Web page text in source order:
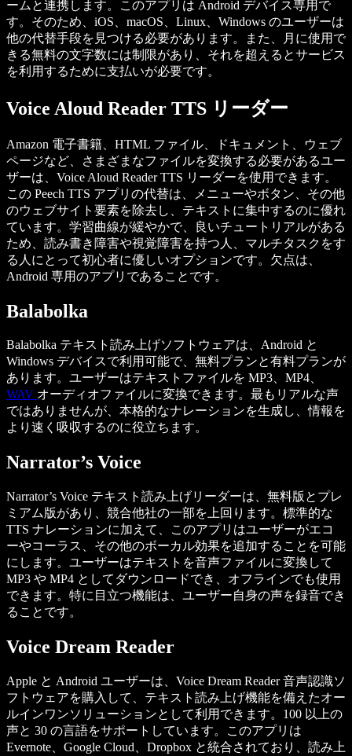
ームと連携します。このアプリは Android デバイス専用で
す。そのため、iOS、macOS、Linux、Windows のユーザーは
他の代替手段を見つける必要があります。また、月に使用で
きる無料の文字数には制限があり、それを超えるとサービス
を利用するために支払いが必要です。
Voice Aloud Reader TTS リーダー
Amazon 電子書籍、HTML ファイル、ドキュメント、ウェブ
ページなど、さまざまなファイルを変換する必要があるユー
ザーは、Voice Aloud Reader TTS リーダーを使用できます。
この Peech TTS アプリの代替は、メニューやボタン、その他
のウェブサイト要素を除去し、テキストに集中するのに優れ
ています。学習曲線が緩やかで、良いチュートリアルがある
ため、読み書き障害や視覚障害を持つ人、マルチタスクをす
る人にとって初心者に優しいオプションです。欠点は、
Android 専用のアプリであることです。
Balabolka
Balabolka テキスト読み上げソフトウェアは、Android と
Windows デバイスで利用可能で、無料プランと有料プランが
あります。ユーザーはテキストファイルを MP3、MP4、
WAV オーディオファイルに変換できます。最もリアルな声
ではありませんが、本格的なナレーションを生成し、情報を
より速く吸収するのに役立ちます。
Narrator’s Voice
Narrator’s Voice テキスト読み上げリーダーは、無料版とプレ
ミアム版があり、競合他社の一部を上回ります。標準的な
TTS ナレーションに加えて、このアプリはユーザーがエコ
ーやコーラス、その他のボーカル効果を追加することを可能
にします。ユーザーはテキストを音声ファイルに変換して
MP3 や MP4 としてダウンロードでき、オフラインでも使用
できます。特に目立つ機能は、ユーザー自身の声を録音でき
ることです。
Voice Dream Reader
Apple と Android ユーザーは、Voice Dream Reader 音声認識ソ
フトウェアを購入して、テキスト読み上げ機能を備えたオー
ルインワンソリューションとして利用できます。100 以上の
声と 30 の言語をサポートしています。このアプリは
Evernote、Google Cloud、Dropbox と統合されており、読み上